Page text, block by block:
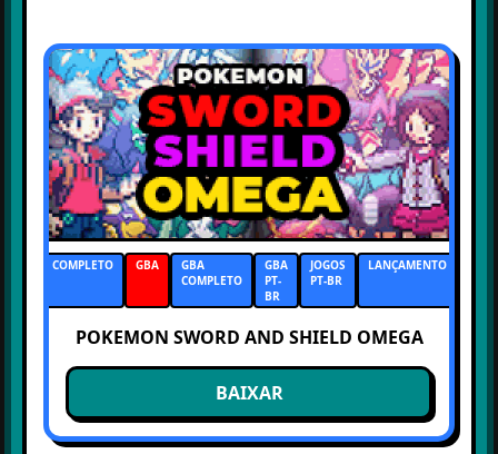
COMPLETO GBA
GBA
COMPLETO
GBA
PT-
BR
JOGOS
PT-BR
LANÇAMENTO
POKEMON SWORD AND SHIELD OMEGA
BAIXAR